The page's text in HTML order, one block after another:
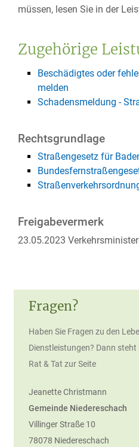
Fragen?
Haben Sie Fragen zu den
Dienstleistungen? Dann
Rat & Tat zur Seite
JeanetteChristmann
Gemeinde Niedereschach
Villinger Straße 10
78078 Niedereschach
müssen, lesen Sie in der
Rechtsgrundlage
Straßengesetz für
Zugehörige
Beschädigtes oder
melden
Schadensmeldung -
Freigabevermerk
23.05.2023